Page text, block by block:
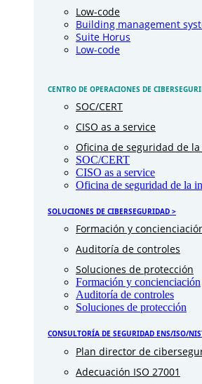
Low-code
Building management
Suite Horus
Low-code
CENTRO DE OPERACIONES DE
SOC/CERT
CISO as a service
Oficina de seguridad de
SOC/CERT
CISO as a service
Oficina de seguridad de la
SOLUCIONES DE CIBERSEGURIDAD >
Formación y
Auditoría de controles
Soluciones de protección
Formación y concienciación
Auditoría de controles
Soluciones de protección
CONSULTORÍA DE SEGURIDAD ENS/ISO/
Plan director de
Adecuación ISO 27001